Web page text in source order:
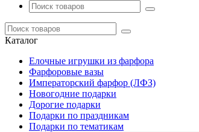
Каталог
Елочные игрушки из фарфора
Фарфоровые вазы
Императорский фарфор (ЛФЗ)
Новогодние подарки
Дорогие подарки
Подарки по праздникам
Подарки по тематикам